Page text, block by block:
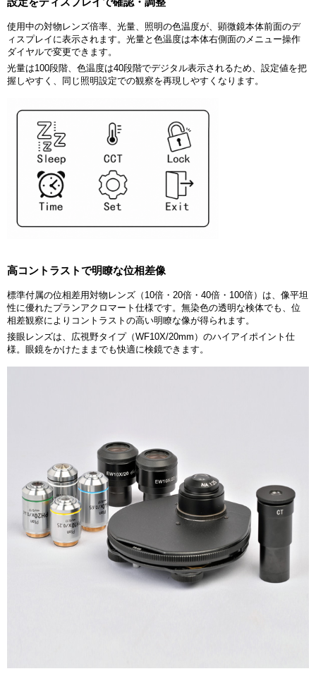
使用中の対物レンズ倍率、光量、照明の色温度が、顕微鏡本体前面のデ
ィスプレイに表示されます。光量と色温度は本体右側面のメニュー操作
ダイヤルで変更できます。
光量は100段階、色温度は40段階でデジタル表示されるため、設定値を把
握しやすく、同じ照明設定での観察を再現しやすくなります。
高コントラストで明瞭な位相差像
標準付属の位相差用対物レンズ（10倍・20倍・40倍・100倍）は、像平坦
性に優れたプランアクロマート仕様です。無染色の透明な検体でも、位
相差観察によりコントラストの高い明瞭な像が得られます。
接眼レンズは、広視野タイプ（WF10X/20mm）のハイアイポイント仕
様。眼鏡をかけたままでも快適に検鏡できます。